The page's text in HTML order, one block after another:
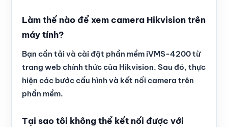
Làm thế nào để xem camera Hikvision trên
máy tính?
Bạn cần tải và cài đặt phần mềm iVMS-4200 từ
trang web chính thức của Hikvision. Sau đó, thực
hiện các bước cấu hình và kết nối camera trên
phần mềm.
Tại sao tôi không thể kết nối được với